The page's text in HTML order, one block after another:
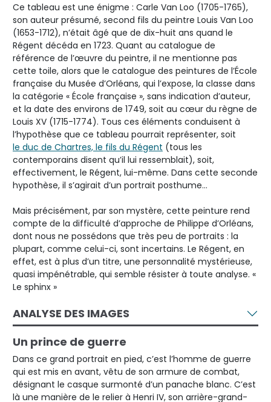
Ce tableau est une énigme : Carle Van Loo (1705-1765),
son auteur présumé, second fils du peintre Louis Van Loo
(1653-1712), n’était âgé que de dix-huit ans quand le
Régent décéda en 1723. Quant au catalogue de
référence de l’œuvre du peintre, il ne mentionne pas
cette toile, alors que le catalogue des peintures de l’École
française du Musée d’Orléans, qui l’expose, la classe dans
la catégorie « École française », sans indication d’auteur,
et la date des environs de 1749, soit au cœur du règne de
Louis XV (1715-1774). Tous ces éléments conduisent à
l’hypothèse que ce tableau pourrait représenter, soit
le duc de Chartres, le fils du Régent (tous les
contemporains disent qu’il lui ressemblait), soit,
effectivement, le Régent, lui-même. Dans cette seconde
hypothèse, il s’agirait d’un portrait posthume…
Mais précisément, par son mystère, cette peinture rend
compte de la difficulté d’approche de Philippe d’Orléans,
dont nous ne possédons que très peu de portraits : la
plupart, comme celui-ci, sont incertains. Le Régent, en
effet, est à plus d’un titre, une personnalité mystérieuse,
quasi impénétrable, qui semble résister à toute analyse. «
Le sphinx »
ANALYSE DES IMAGES
Un prince de guerre
Dans ce grand portrait en pied, c’est l’homme de guerre
qui est mis en avant, vêtu de son armure de combat,
désignant le casque surmonté d’un panache blanc. C’est
là une manière de le relier à Henri IV, son arrière-grand-